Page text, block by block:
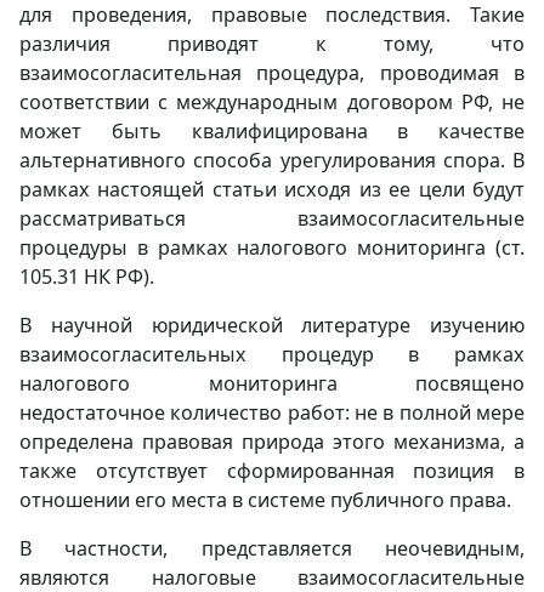
для проведения, правовые последствия. Такие
различия приводят к тому, что
взаимосогласительная процедура, проводимая в
соответствии с международным договором РФ, не
может быть квалифицирована в качестве
альтернативного способа урегулирования спора. В
рамках настоящей статьи исходя из ее цели будут
рассматриваться взаимосогласительные
процедуры в рамках налогового мониторинга (ст.
105.31 НК РФ).
В научной юридической литературе изучению
взаимосогласительных процедур в рамках
налогового мониторинга посвящено
недостаточное количество работ: не в полной мере
определена правовая природа этого механизма, а
также отсутствует сформированная позиция в
отношении его места в системе публичного права.
В частности, представляется неочевидным,
являются налоговые взаимосогласительные